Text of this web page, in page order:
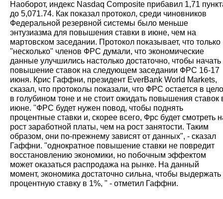
Наоборот, индекс Nasdaq Composite прибавил 1,71
до 5,071.74. Как показал протокол, среди чиновников
Федеральной резервной системы было меньше
энтузиазма для повышения ставки в июне, чем на
мартовском заседании. Протокол показывает, что только
"несколько" членов ФРС думали, что экономические
данные улучшились настолько достаточно, чтобы начать
повышение ставок на следующем заседании ФРС 16-17
июня. Крис Гаффни, президент EverBank World Markets,
сказал, что протоколы показали, что ФРС остается в
в голубином тоне и не стоит ожидать повышения ставок
июне. "ФРС будет нужен повод, чтобы поднять
процентные ставки и, скорее всего, Фрс будет смотреть
рост заработной платы, чем на рост занятости. Таким
образом, они по-прежнему зависят от данных", - сказал
Гаффни. "однократное повышение ставки не повредит
восстановлению экономики, но побочным эффектом
может оказаться распродажа на рынке. На данный
момент, экономика достаточно сильна, чтобы выдержать
процентную ставку в 1%, " - отметил Гаффни.